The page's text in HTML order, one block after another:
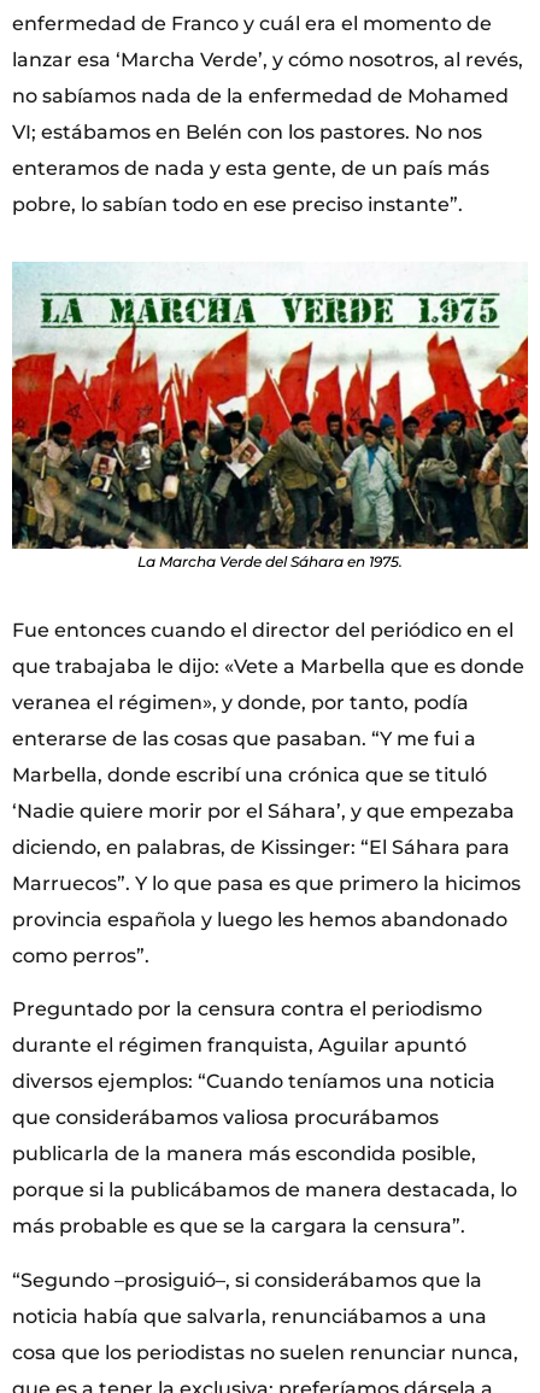
enfermedad de Franco y cuál era el momento de
lanzar esa ‘Marcha Verde’, y cómo nosotros, al revés,
no sabíamos nada de la enfermedad de Mohamed
VI; estábamos en Belén con los pastores. No nos
enteramos de nada y esta gente, de un país más
pobre, lo sabían todo en ese preciso instante”.
La Marcha Verde del Sáhara en 1975.
Fue entonces cuando el director del periódico en el
que trabajaba le dijo: «Vete a Marbella que es donde
veranea el régimen», y donde, por tanto, podía
enterarse de las cosas que pasaban. “Y me fui a
Marbella, donde escribí una crónica que se tituló
‘Nadie quiere morir por el Sáhara’, y que empezaba
diciendo, en palabras, de Kissinger: “El Sáhara para
Marruecos”. Y lo que pasa es que primero la hicimos
provincia española y luego les hemos abandonado
como perros”.
Preguntado por la censura contra el periodismo
durante el régimen franquista, Aguilar apuntó
diversos ejemplos: “Cuando teníamos una noticia
que considerábamos valiosa procurábamos
publicarla de la manera más escondida posible,
porque si la publicábamos de manera destacada, lo
más probable es que se la cargara la censura”.
“Segundo ­–prosiguió–, si considerábamos que la
noticia había que salvarla, renunciábamos a una
cosa que los periodistas no suelen renunciar nunca,
que es a tener la exclusiva: preferíamos dársela a